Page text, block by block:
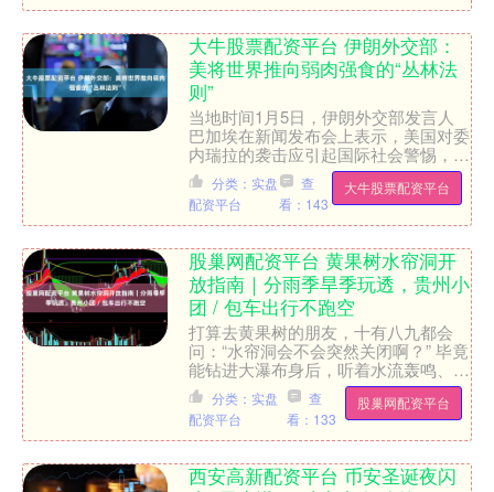
大牛股票配资平台 伊朗外交部：
美将世界推向弱肉强食的“丛林法
则”
当地时间1月5日，伊朗外交部发言人
巴加埃在新闻发布会上表示，美国对委
内瑞拉的袭击应引起国际社会警惕，美
国屡次侵犯他国家主权、破坏国际规
则，将世界推向弱肉强食的“....
大牛股票配资平台
分类：实盘
配资平台
查
看：143
股巢网配资平台 黄果树水帘洞开
放指南｜分雨季旱季玩透，贵州小
团 / 包车出行不跑空
打算去黄果树的朋友，十有八九都会
问：“水帘洞会不会突然关闭啊？” 毕竟
能钻进大瀑布身后，听着水流轰鸣、感
受水雾扑脸的体验，可是整个景区的灵
魂所在！谁也不想千里迢....股巢网配资平台
分类：实盘
配资平台
查
看：133
西安高新配资平台 币安圣诞夜闪